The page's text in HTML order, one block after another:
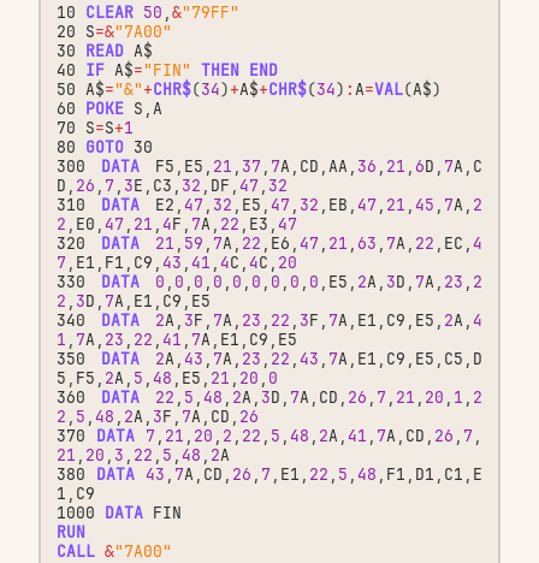
10 CLEAR 50 ,&"79FF"
20 S=&"7A00"
30 READ A$
40 IF A$="FIN" THEN END
50 A$="&"+CHR$(34)+A$+CHR$(34) :A=VAL(A$)
60 POKE S ,A
70 S=S+1
80 GOTO 30
300
DATA F5 , E5 , 21 , 37 , 7A , CD ,AA , 36 , 21 , 6D , 7A , C
D , 26 , 7 , 3E , C3 , 32 , DF , 47 , 32
310
DATA E2 , 47 , 32 , E5 , 47 , 32 , EB , 47 , 21 , 45 , 7A , 2
2 , E0 , 47 , 21 , 4F , 7A , 22 , E3 , 47
320
DATA 21 , 59 , 7A , 22 , E6 , 47 , 21 , 63 , 7A , 22 , EC , 4
7 , E1 , F1 , C9 , 43 , 41 , 4C , 4C , 20
330
DATA 0 , 0 , 0 , 0 , 0 , 0 , 0 , 0 , 0 , E5 , 2A , 3D , 7A , 23 , 2
2 , 3D , 7A , E1 , C9 , E5
340
DATA 2A , 3F , 7A , 23 , 22 , 3F , 7A , E1 , C9 , E5 , 2A , 4
1 , 7A , 23 , 22 , 41 , 7A , E1 , C9 , E5
350
DATA 2A , 43 , 7A , 23 , 22 , 43 , 7A , E1 , C9 , E5 , C5 , D
5 , F5 , 2A , 5 , 48 , E5 , 21 , 20 , 0
360
DATA 22 , 5 , 48 , 2A , 3D , 7A , CD , 26 , 7 , 21 , 20 , 1 , 2
2 , 5 , 48 , 2A , 3F , 7A , CD , 26
370
DATA 7 , 21 , 20 , 2 , 22 , 5 , 48 , 2A , 41 , 7A , CD , 26 , 7 ,
21 , 20 , 3 , 22 , 5 , 48 , 2A
380
DATA 43 , 7A , CD , 26 , 7 , E1 , 22 , 5 , 48 , F1 , D1 , C1 , E
1 , C9
1000 DATA FIN
RUN
CALL &"7A00"